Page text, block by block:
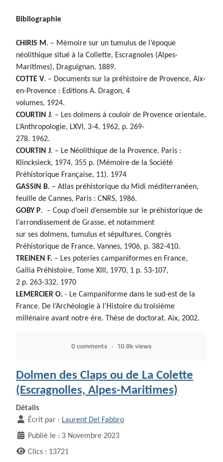
Bibliographie
CHIRIS M . – Mémoire sur un tumulus de l’époque
néolithique situé à la Collette, Escragnoles (Alpes-
Maritimes), Draguignan, 1889.
COTTE V. – Documents sur la préhistoire de Provence, Aix-
en-Provence : Editions A. Dragon, 4
volumes, 1924.
COURTIN J. – Les dolmens à couloir de Provence orientale,
L’Anthropologie, LXVI, 3-4, 1962, p. 269-
278. 1962.
COURTIN J. – Le Néolithique de la Provence, Paris :
Klincksieck, 1974, 355 p. (Mémoire de la Société
Préhistorique Française, 11). 1974
GASSIN B. – Atlas préhistorique du Midi méditerranéen,
feuille de Cannes, Paris : CNRS, 1986.
GOBY P. – Coup d’oeil d’ensemble sur le préhistorique de
l’arrondissement de Grasse, et notamment
sur ses dolmens, tumulus et sépultures, Congrès
Préhistorique de France, Vannes, 1906, p. 382-410.
TREINEN F. – Les poteries campaniformes en France,
Gallia Préhistoire, Tome XIII, 1970, 1 p. 53-107,
2 p. 263-332. 1970
LEMERCIER O. - Le Campaniforme dans le sud-est de la
France. De l’Archéologie à l’Histoire du troisième
millénaire avant notre ère. Thèse de doctorat. Aix, 2002.
0 comments 10.9k views
Dolmen des Claps ou de La Colette
(Escragnolles, Alpes-Maritimes)
Détails
Écrit par : Laurent Del Fabbro
Publié le : 3 Novembre 2023
Clics : 13721